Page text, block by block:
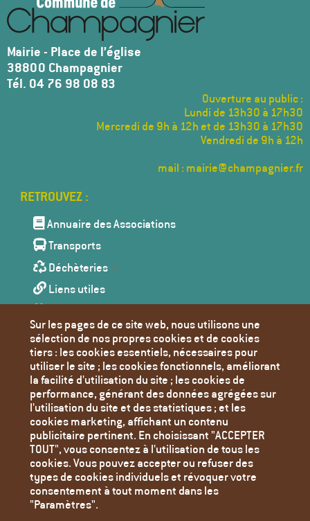
Mairie - Place de l’église
38800 Champagnier
Tél. 04 76 98 08 83
Ouverture au public :
Lundi de 13h30 à 17h30
Mercredi de 9h à 12h et de 13h30 à 17h30
Vendredi de 9h à 12h
mail : mairie@champagnier.fr
Menu
Annuaire des Associations
Transports
Déchèteries
Liens utiles
Toutes les actualités
Contact
Mentions Légales
Politique de confidentialité
Paramètres des cookies
Sur les pages de ce site web, nous utilisons une
sélection de nos propres cookies et de cookies
tiers : les cookies essentiels, nécessaires pour
utiliser le site ; les cookies fonctionnels, améliorant
la facilité d'utilisation du site ; les cookies de
performance, générant des données agrégées sur
l'utilisation du site et des statistiques ; et les
cookies marketing, affichant un contenu
publicitaire pertinent. En choisissant "ACCEPTER
TOUT", vous consentez à l'utilisation de tous les
cookies. Vous pouvez accepter ou refuser des
types de cookies individuels et révoquer votre
consentement à tout moment dans les
"Paramètres".